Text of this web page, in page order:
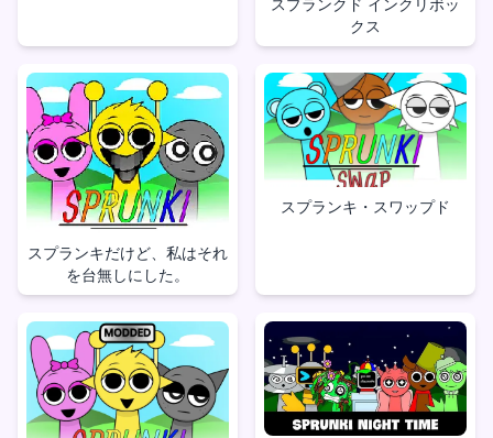
クス
スプランキだけど、私はそれ
を台無しにした。
スプランキ・スワップド